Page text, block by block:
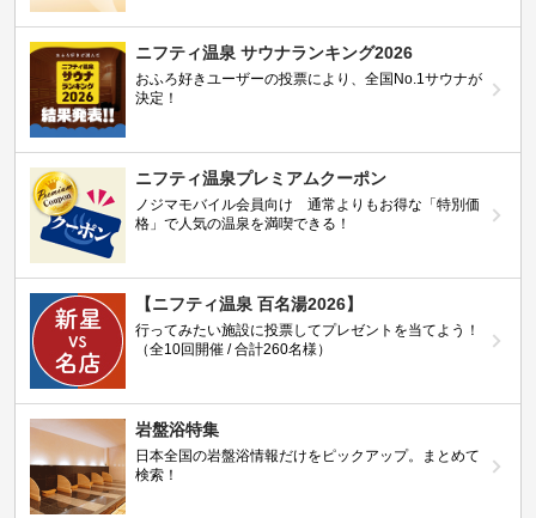
ニフティ温泉 サウナランキング2026
おふろ好きユーザーの投票により、全国No.1サウナが
決定！
ニフティ温泉プレミアムクーポン
ノジマモバイル会員向け 通常よりもお得な「特別価
格」で人気の温泉を満喫できる！
【ニフティ温泉 百名湯2026】
行ってみたい施設に投票してプレゼントを当てよう！
（全10回開催 / 合計260名様）
岩盤浴特集
日本全国の岩盤浴情報だけをピックアップ。まとめて
検索！